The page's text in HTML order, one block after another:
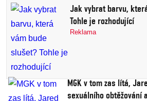
Jak vybrat barvu,
Tohle je rozhodující
Reklama
MGK v tom zas lítá,
sexuálního obtěžování